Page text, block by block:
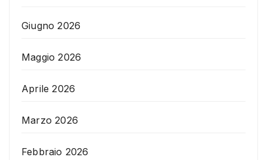
Giugno 2026
Maggio 2026
Aprile 2026
Marzo 2026
Febbraio 2026